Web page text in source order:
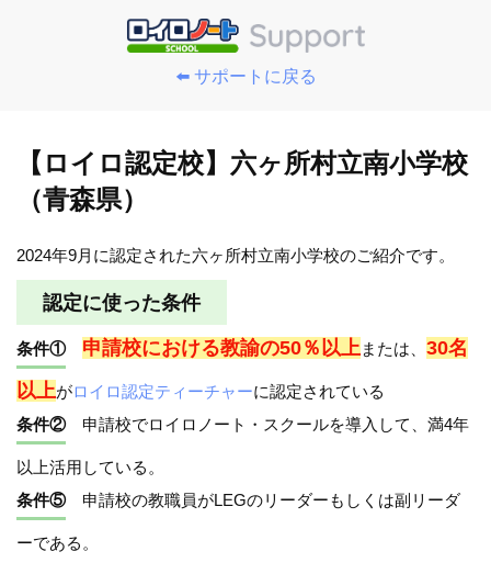
⬅️ サポートに戻る
【ロイロ認定校】六ヶ所村立南小学校
（青森県）
2024年9月に認定された六ヶ所村立南小学校のご紹介です。
認定に使った条件
条件① 申請校における教諭の50％以上または、 30名
以上がロイロ認定ティーチャーに認定されている
条件②申請校でロイロノート・スクールを導入して、満4年
以上活用している。
条件⑤申請校の教職員がLEGのリーダーもしくは副リーダ
ーである。